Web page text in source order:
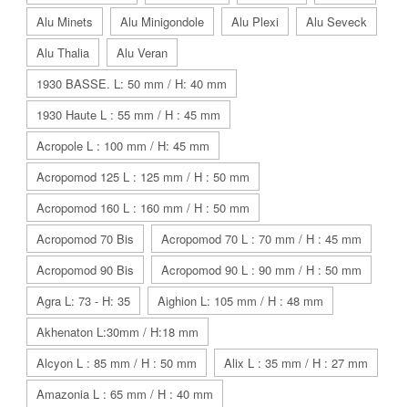
Alu Minets
Alu Minigondole Alu Plexi
Alu Seveck
Alu Thalia
Alu Veran
1930 BASSE. L: 50 mm / H: 40 mm
1930 Haute L : 55 mm / H : 45 mm
Acropole L : 100 mm / H: 45 mm
Acropomod 125 L : 125 mm / H : 50 mm
Acropomod 160 L : 160 mm / H : 50 mm
Acropomod 70 Bis
Acropomod 70 L : 70 mm / H : 45 mm
Acropomod 90 Bis
Acropomod 90 L : 90 mm / H : 50 mm
Agra L: 73 - H: 35
Aighion L: 105 mm / H : 48 mm
Akhenaton L:30mm / H:18 mm
Alcyon L : 85 mm / H : 50 mm
Alix L : 35 mm / H : 27 mm
Amazonia L : 65 mm / H : 40 mm